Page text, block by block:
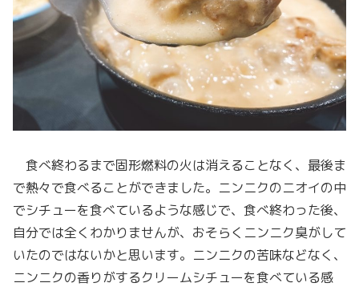
食べ終わるまで固形燃料の火は消えることなく、最後ま
で熱々で食べることができました。ニンニクのニオイの中
でシチューを食べているような感じで、食べ終わった後、
自分では全くわかりませんが、おそらくニンニク臭がして
いたのではないかと思います。ニンニクの苦味などなく、
ニンニクの香りがするクリームシチューを食べている感